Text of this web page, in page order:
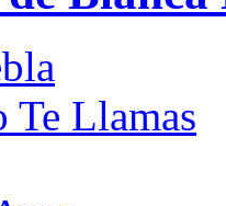
Te Llamas